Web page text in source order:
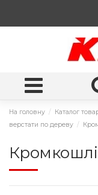
На головну Каталог
верстати по дереву